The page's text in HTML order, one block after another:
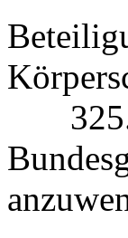
325.